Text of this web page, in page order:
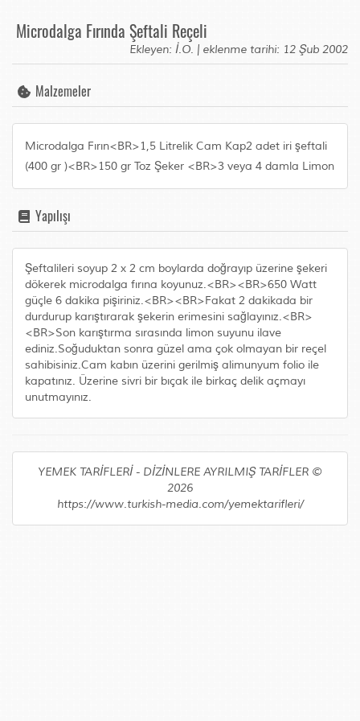
Microdalga Fırında Şeftali Reçeli
Ekleyen: İ.O. | eklenme tarihi: 12 Şub 2002
Malzemeler
Microdalga Fırın<BR>1,5 Litrelik Cam Kap2 adet iri şeftali
(400 gr )<BR>150 gr Toz Şeker <BR>3 veya 4 damla Limon
Yapılışı
Şeftalileri soyup 2 x 2 cm boylarda doğrayıp üzerine şekeri
dökerek microdalga fırına koyunuz.<BR><BR>650 Watt
güçle 6 dakika pişiriniz.<BR><BR>Fakat 2 dakikada bir
durdurup karıştırarak şekerin erimesini sağlayınız.<BR>
<BR>Son karıştırma sırasında limon suyunu ilave
ediniz.Soğuduktan sonra güzel ama çok olmayan bir reçel
sahibisiniz.Cam kabın üzerini gerilmiş alimunyum folio ile
kapatınız. Üzerine sivri bir bıçak ile birkaç delik açmayı
unutmayınız.
YEMEK TARİFLERİ - DİZİNLERE AYRILMIŞ TARİFLER ©
2026
https://www.turkish-media.com/yemektarifleri/